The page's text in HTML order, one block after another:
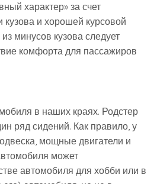
характер» за счет
и хорошей курсовой
минусов кузова следует
комфорта для пассажиров
в наших краях. Родстер
ряд сидений. Как правило, у
мощные двигатели и
может
автомобиля для хобби или в